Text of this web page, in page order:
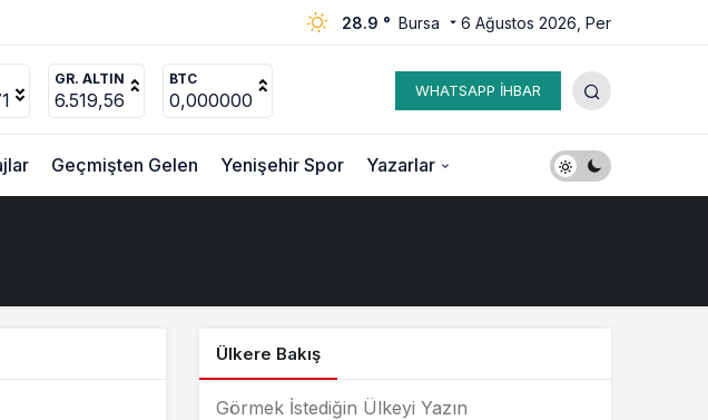
28.9 ° Bursa 6 Ağustos 2026, Per
GR. ALTIN
6.519,56
BTC
0,000000 WHATSAPP İHBAR
Geçmişten Gelen Yenişehir Spor Yazarlar
Ülkere Bakış